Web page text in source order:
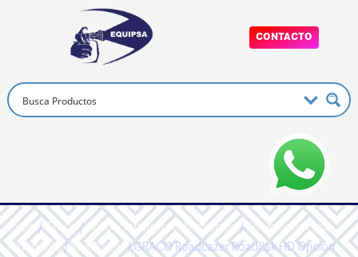
CONTACTO
Inicio/Graco/Aplicación de Recubrimientos/Soluciones Para
Pavimento/RoadLazer/ GRACO RoadLazer RoadPak HD Opción